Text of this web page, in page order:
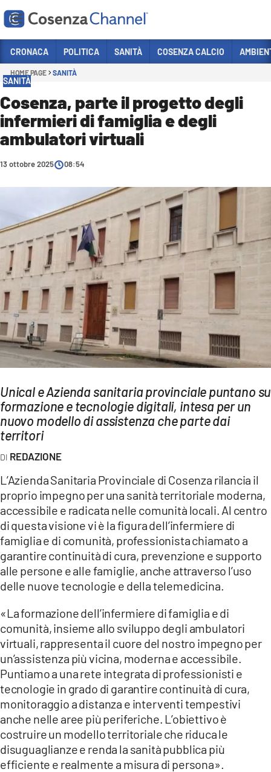
Sezioni
POLITICA
COSENZA CALCIO
ECONOMIA E LAVORO
SPORT
CULTURA
AMBIENTE
Streaming
LAC TV
LAC NETWORK
LAC ONAIR
LaC
Network
LACPLAY.IT
LACTV.IT
LACONAIR.IT
LACITYMAG.IT
ILREGGINO.IT
COSENZACHANNEL.IT
ILVIBONESE.IT
CATANZAROCHANNEL.IT
LACAPITALENEWS.IT
App
ANDROID
APPLE
CRONACA POLITICA SANITÀ COSENZA CALCIO
HOME PAGE SANITÀ
SANITÀ
Cosenza, parte il progetto degli
infermieri di famiglia e degli
ambulatori virtuali
13 ottobre 2025 08:54
Unical e Azienda sanitaria provinciale puntano su
formazione e tecnologie digitali, intesa per un
nuovo modello di assistenza che parte dai
territori
REDAZIONE
L’Azienda Sanitaria Provinciale di Cosenza rilancia il
proprio impegno per una sanità territoriale moderna,
accessibile e radicata nelle comunità locali. Al centro
di questa visione vi è la figura dell’infermiere di
famiglia e di comunità, professionista chiamato a
garantire continuità di cura, prevenzione e supporto
alle persone e alle famiglie, anche attraverso l’uso
delle nuove tecnologie e della telemedicina.
«La formazione dell’infermiere di famiglia e di
comunità, insieme allo sviluppo degli ambulatori
virtuali, rappresenta il cuore del nostro impegno per
un’assistenza più vicina, moderna e accessibile.
Puntiamo a una rete integrata di professionisti e
tecnologie in grado di garantire continuità di cura,
monitoraggio a distanza e interventi tempestivi
anche nelle aree più periferiche. L’obiettivo è
costruire un modello territoriale che riduca le
disuguaglianze e renda la sanità pubblica più
efficiente e realmente a misura di persona».